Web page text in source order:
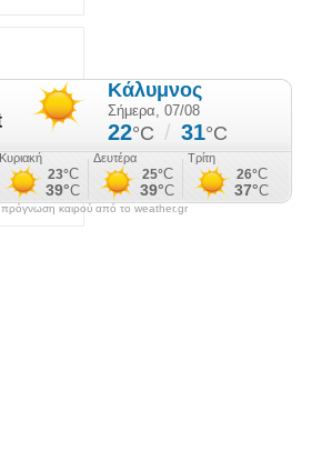
πρόγνωση καιρού από το weather.gr